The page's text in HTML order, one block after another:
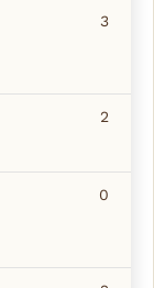
3
2
0